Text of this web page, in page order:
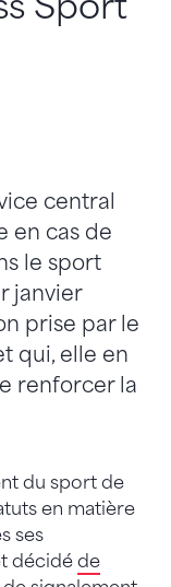
central
en cas de
le sport
janvier
prise par le
qui, elle en
renforcer la
du sport de
en matière
ses
décidé de